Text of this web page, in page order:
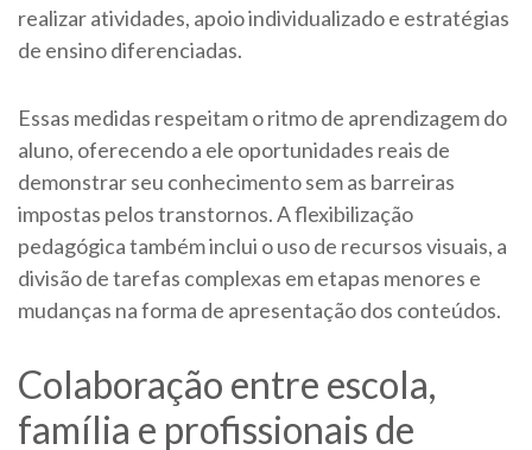
realizar atividades, apoio individualizado e estratégias
de ensino diferenciadas.
Essas medidas respeitam o ritmo de aprendizagem do
aluno, oferecendo a ele oportunidades reais de
demonstrar seu conhecimento sem as barreiras
impostas pelos transtornos. A flexibilização
pedagógica também inclui o uso de recursos visuais, a
divisão de tarefas complexas em etapas menores e
mudanças na forma de apresentação dos conteúdos.
Colaboração entre escola,
família e profissionais de